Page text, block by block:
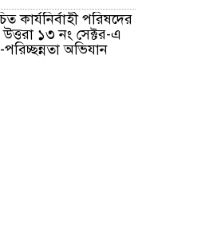
কার্যনির্বাহী পরিষদের
১৩ নং সেক্টর-এ
পরিচ্ছন্নতা অভিযান